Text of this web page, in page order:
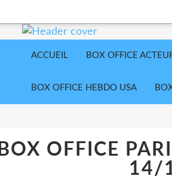
ACCUEIL BOX OFFICE
BOX OFFICE HEBDO USA
BOX OFFICE
14/